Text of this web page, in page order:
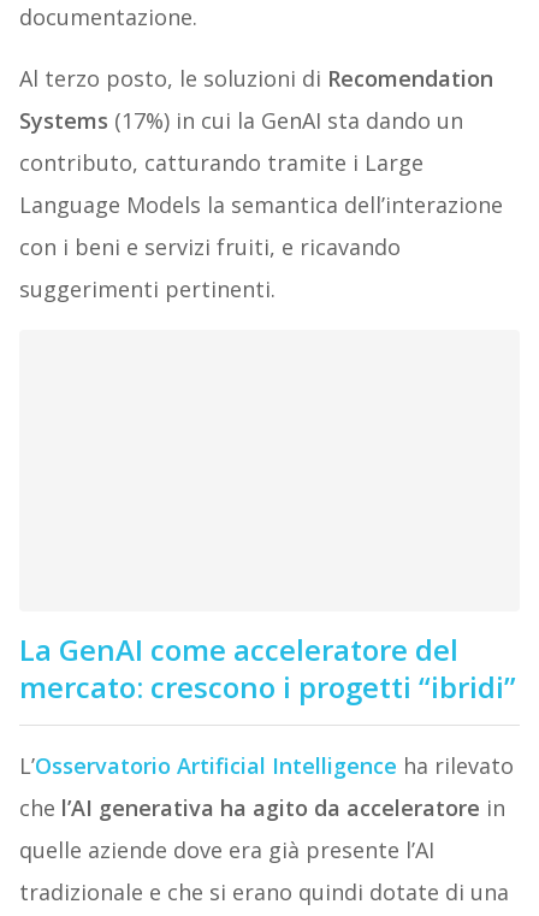
documentazione.
Al terzo posto, le soluzioni di Recomendation
Systems (17%) in cui la GenAI sta dando un
contributo, catturando tramite i Large
Language Models la semantica dell’interazione
con i beni e servizi fruiti, e ricavando
suggerimenti pertinenti.
La GenAI come acceleratore del
mercato: crescono i progetti “ibridi”
L’Osservatorio Artificial Intelligence ha rilevato
che l’AI generativa ha agito da acceleratore in
quelle aziende dove era già presente l’AI
tradizionale e che si erano quindi dotate di una